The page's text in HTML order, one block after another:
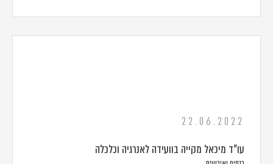
22.06.2022
עו"ד מיכאל מקייה בוועידה לאנרגיה וכלכלה